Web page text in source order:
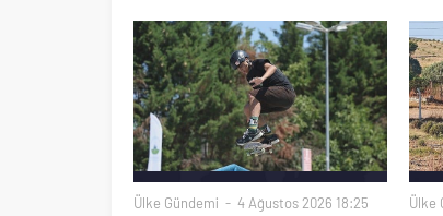
Ülke Gündemi 4 Ağustos 2026 18:25 Ülke